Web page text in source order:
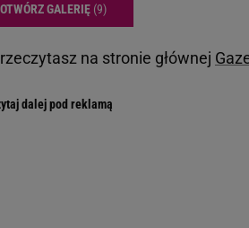
OTWÓRZ GALERIĘ (9)
na stronie głównej